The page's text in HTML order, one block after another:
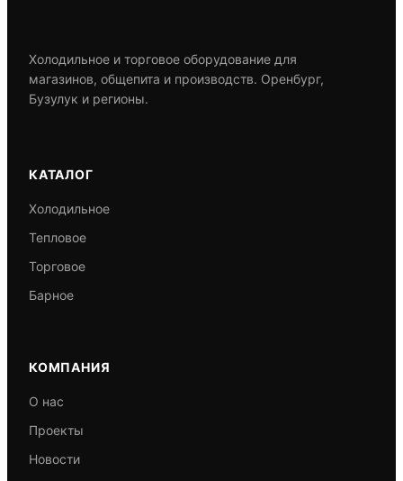
Холодильное и торговое оборудование для
магазинов, общепита и производств. Оренбург,
Бузулук и регионы.
КАТАЛОГ
Холодильное
Тепловое
Торговое
Барное
КОМПАНИЯ
О нас
Проекты
Новости